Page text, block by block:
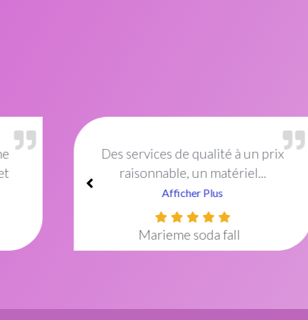
Excellent institut de beauté !Le
cadre est idéal et décoré...
Afficher Plus
Amish Mayel